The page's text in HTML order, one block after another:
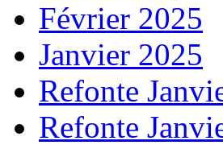
Février 2025
Janvier 2025
Refonte
Refonte